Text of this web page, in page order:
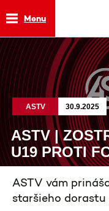
Menu
ASTV 30.9.2025
ASTV |
U19 PROTI
ASTV vám
staršieho dorastu